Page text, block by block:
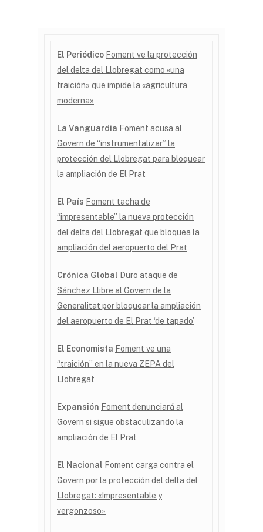
El Periódico Foment ve la protección
del delta del Llobregat como «una
traición» que impide la «agricultura
moderna»
La Vanguardia Foment acusa al
Govern de “instrumentalizar” la
protección del Llobregat para bloquear
la ampliación de El Prat
El País Foment tacha de
“impresentable” la nueva protección
del delta del Llobregat que bloquea la
ampliación del aeropuerto del Prat
Crónica Global Duro ataque de
Sánchez Llibre al Govern de la
Generalitat por bloquear la ampliación
del aeropuerto de El Prat ‘de tapado’
El Economista Foment ve una
“traición” en la nueva ZEPA del
Llobregat
Expansión Foment denunciará al
Govern si sigue obstaculizando la
ampliación de El Prat
El Nacional Foment carga contra el
Govern por la protección del delta del
Llobregat: «Impresentable y
vergonzoso»
Com treballa l’Institut